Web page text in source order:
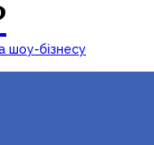
шоу-бізнесу